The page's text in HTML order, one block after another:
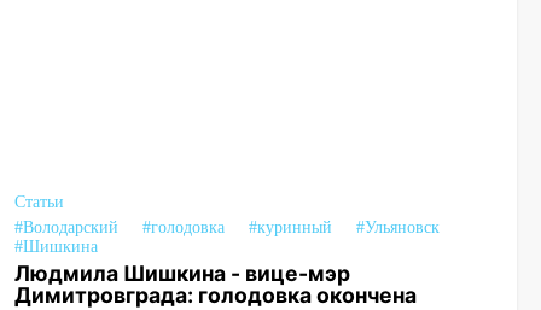
Статьи
#Володарский
#голодовка #куринный
#Ульяновск
#Шишкина
Людмила Шишкина - вице-мэр
Димитровграда: голодовка окончена